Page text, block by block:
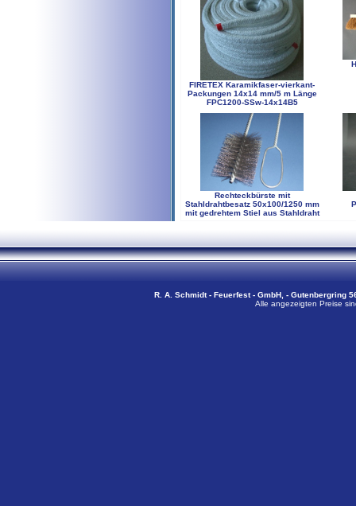
FIRETEX Karamikfaser-vierkant-
Packungen 14x14 mm/5 m Länge
FPC1200-SSw-14x14B5
Rechteckbürste mit
Stahldrahtbesatz 50x100/1250 mm
mit gedrehtem Stiel aus Stahldraht
R. A. Schmidt - Feuerfest - GmbH, - Gutenbergring
Alle angezeigten Preise